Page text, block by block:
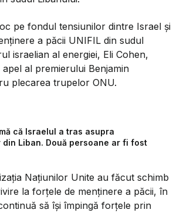
pe fondul tensiunilor dintre Israel și
a păcii UNIFIL din sudul
israelian al energiei, Eli Cohen,
al premierului Benjamin
plecarea trupelor ONU.
că Israelul a tras asupra
Liban. Două persoane ar fi fost
Națiunilor Unite au făcut schimb
la forțele de menținere a păcii, în
să își împingă forțele prin